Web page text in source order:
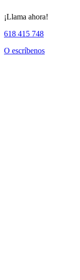
¡Llama ahora!
618 415 748
O escríbenos